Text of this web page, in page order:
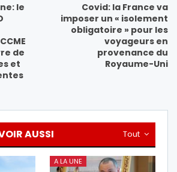
le
de
et
Covid: la France va
imposer un « isolement
obligatoire » pour les
voyageurs en
provenance du
Royaume-Uni
Tout
AUSSI
A LA UNE